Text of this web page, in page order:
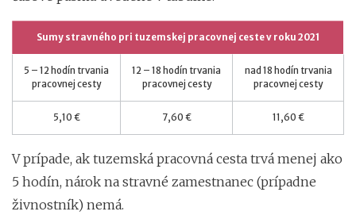
Sumy stravného pri tuzemskej pracovnej ceste v roku 2021
5 – 12 hodín trvania
pracovnej cesty
12 – 18 hodín trvania
pracovnej cesty
nad 18 hodín trvania
pracovnej cesty
5,10 € 7,60 € 11,60 €
V prípade, ak tuzemská pracovná cesta trvá menej ako
5 hodín, nárok na stravné zamestnanec (prípadne
živnostník) nemá.